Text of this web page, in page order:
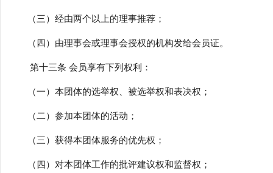
（三）经由两个以上的理事推荐；
（四）由理事会或理事会授权的机构发给会员证。
第十三条 会员享有下列权利：
（一）本团体的选举权、被选举权和表决权；
（二）参加本团体的活动；
（三）获得本团体服务的优先权；
（四）对本团体工作的批评建议权和监督权；